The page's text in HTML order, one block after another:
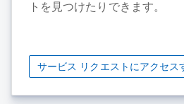
トを見つけたりできます。
サービス リクエストにアクセス